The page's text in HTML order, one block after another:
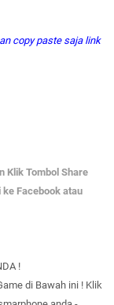
copy paste saja link
Klik Tombol Share
ke Facebook atau
!
di Bawah ini ! Klik